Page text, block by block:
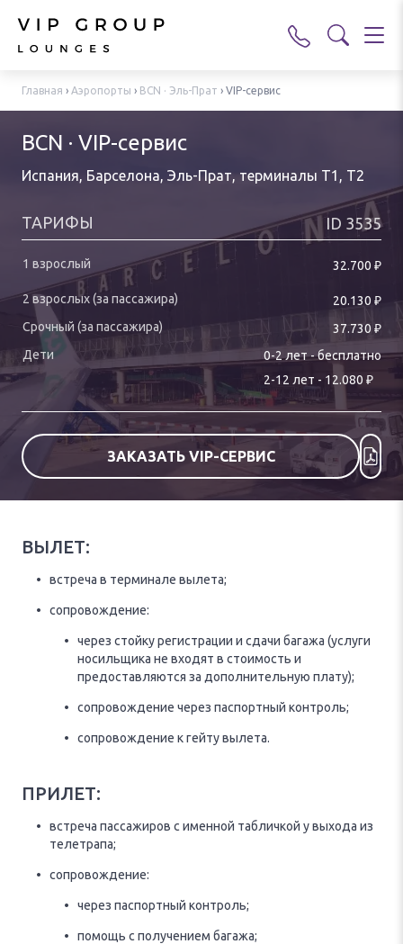
Главная › Аэропорты › BCN · Эль-Прат › VIP-сервис
BCN · VIP-сервис
Испания, Барселона, Эль-Прат, терминалы T1, T2
ТАРИФЫ ID 3535
32.700 ₽
20.130 ₽
37.730 ₽
0-2лет-бесплатно
2-12 лет - 12.080 ₽
ЗАКАЗАТЬ VIP-СЕРВИС
ВЫЛЕТ:
встреча в терминале вылета;
сопровождение:
через стойку регистрации и сдачи багажа (услуги
носильщика не входят в стоимость и
предоставляются за дополнительную плату);
сопровождение через паспортный контроль;
сопровождение к гейту вылета.
ПРИЛЕТ:
встреча пассажиров с именной табличкой у выхода из
телетрапа;
сопровождение:
через паспортный контроль;
помощь с получением багажа;